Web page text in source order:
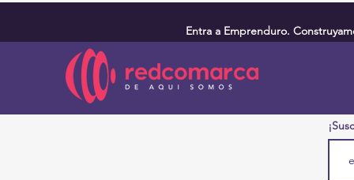
Entra a Emprenduro.